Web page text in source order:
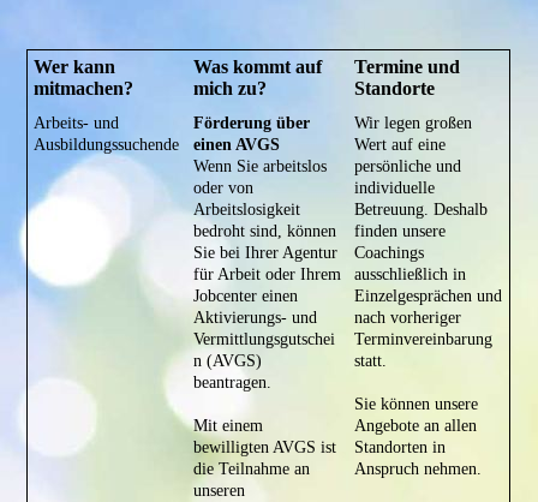
Wer kann
mitmachen?
Was kommt auf
mich zu?
Termine und
Standorte
Arbeits- und
Ausbildungssuchende
Förderung über
einen AVGS
Wenn Sie arbeitslos
oder von
Arbeitslosigkeit
bedroht sind, können
Sie bei Ihrer Agentur
für Arbeit oder Ihrem
Jobcenter einen
Aktivierungs- und
Vermittlungsgutschei
n (AVGS)
beantragen.
Mit einem
bewilligten AVGS ist
die Teilnahme an
unseren
Wir legen großen
Wert auf eine
persönliche und
individuelle
Betreuung. Deshalb
finden unsere
Coachings
ausschließlich in
Einzelgesprächen und
nach vorheriger
Terminvereinbarung
statt.
Sie können unsere
Angebote an allen
Standorten in
Anspruch nehmen.